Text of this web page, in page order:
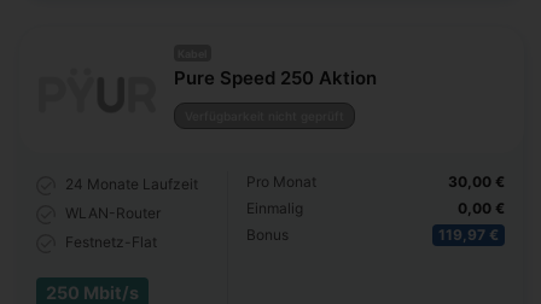
Pure Speed 250 Aktion
24 Monate Laufzeit
WLAN-Router
Festnetz-Flat
250 Mbit/s
Pro Monat
Einmalig
Bonus
30,00 €
0,00 €
119,97 €